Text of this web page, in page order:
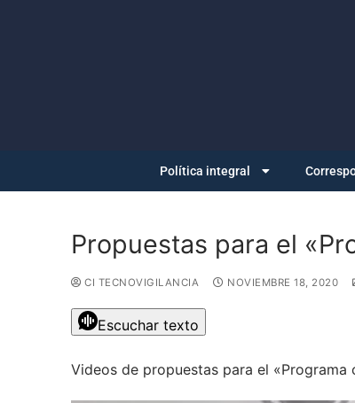
Política integral
Propuestas para el
CI TECNOVIGILANCIA NOVIEMBRE 18, 2020
Escuchar texto
Videos de propuestas para el «Programa